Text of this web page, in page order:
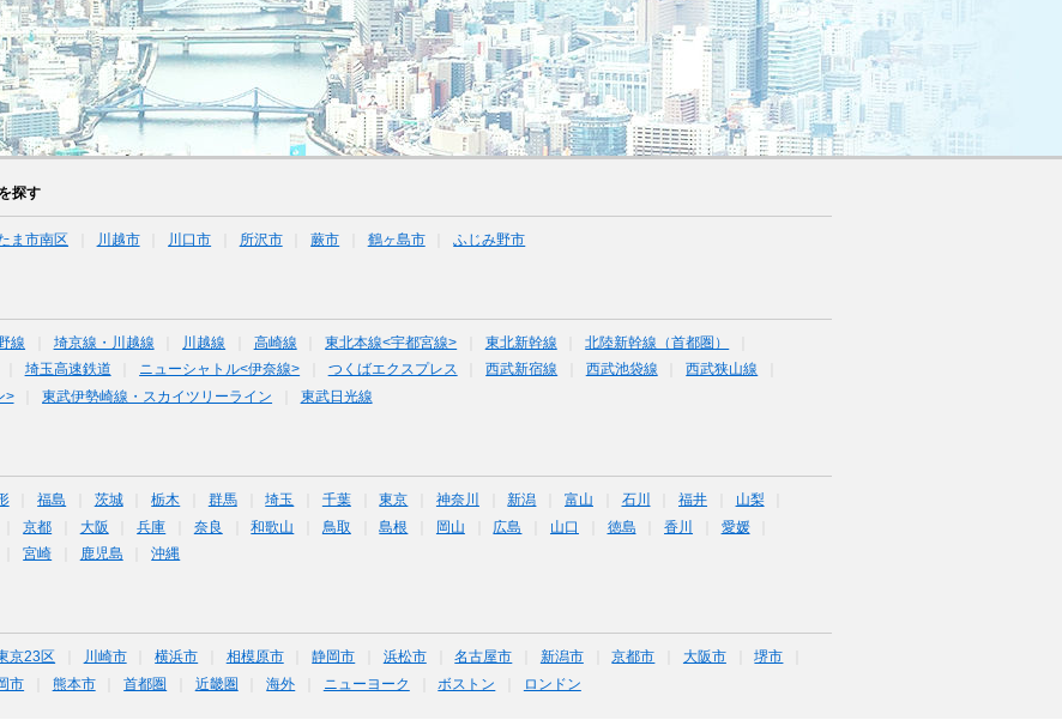
探す
ま市南区 川越市 川口市 所沢市 蕨市 鶴ヶ島市 ふじみ野市
線 埼京線・川越線 川越線 高崎線 東北本線<宇都宮線> 東北新幹線
北陸新幹線（首都圏）
埼玉高速鉄道 ニューシャトル<伊奈線> つくばエクスプレス 西武新宿線 西武池袋線
西武狭山線
> 東武伊勢崎線・スカイツリーライン 東武日光線
福島 茨城 栃木 群馬 埼玉 千葉 東京 神奈川 新潟 富山 石川 福井
山梨
京都 大阪 兵庫 奈良 和歌山 鳥取 島根 岡山 広島 山口 徳島 香川
愛媛
宮崎 鹿児島 沖縄
京23区 川崎市 横浜市 相模原市 静岡市 浜松市 名古屋市 新潟市 京都市 大阪市
堺市
市 熊本市 首都圏 近畿圏 海外 ニューヨーク ボストン ロンドン